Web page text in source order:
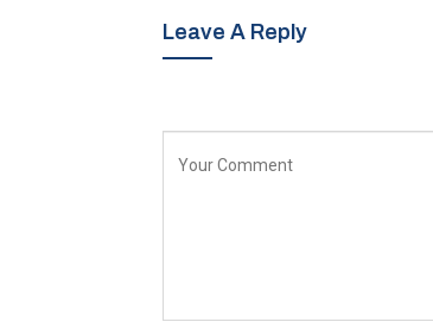
Leave A Reply